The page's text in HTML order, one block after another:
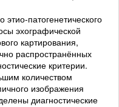
этио-патогенетического
эхографической
картирования,
распространённых
критерии.
количеством
изображения
диагностические